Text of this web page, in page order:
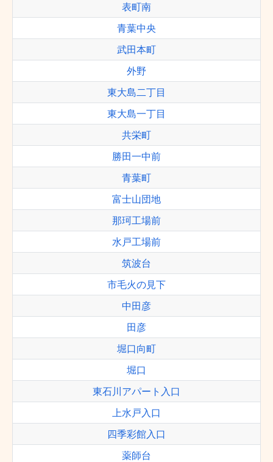
表町南
青葉中央
武田本町
外野
東大島二丁目
東大島一丁目
共栄町
勝田一中前
青葉町
富士山団地
那珂工場前
水戸工場前
筑波台
市毛火の見下
中田彦
田彦
堀口向町
堀口
東石川アパート入口
上水戸入口
四季彩館入口
薬師台